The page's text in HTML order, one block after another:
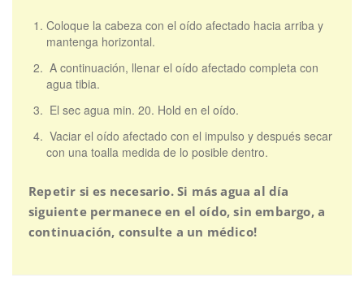
Coloque la cabeza con el oído afectado hacia arriba y
mantenga horizontal.
A continuación, llenar el oído afectado completa con
agua tibia.
El sec agua min. 20. Hold en el oído.
Vaciar el oído afectado con el impulso y después secar
con una toalla medida de lo posible dentro.
Repetir si es necesario. Si más agua al día
siguiente permanece en el oído, sin embargo, a
continuación, consulte a un médico!